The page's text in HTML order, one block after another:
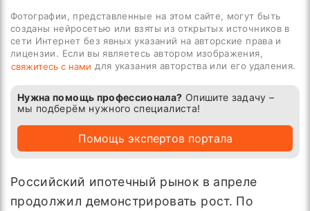
Фотографии, представленные на этом сайте, могут быть
созданы нейросетью или взяты из открытых источников в
сети Интернет без явных указаний на авторские права и
лицензии. Если вы являетесь автором изображения,
свяжитесь с нами для указания авторства или его удаления.
Нужна помощь профессионала? Опишите задачу –
мы подберём нужного специалиста!
Помощь экспертов портала
Российский ипотечный рынок в апреле
продолжил демонстрировать рост. По